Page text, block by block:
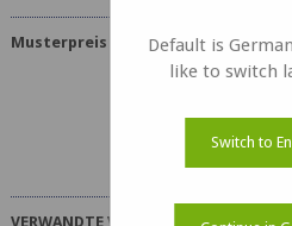
Musterpreis
USD
Ohne
VERWANDTE VIDEOS
Default is
like to switch
Switch to